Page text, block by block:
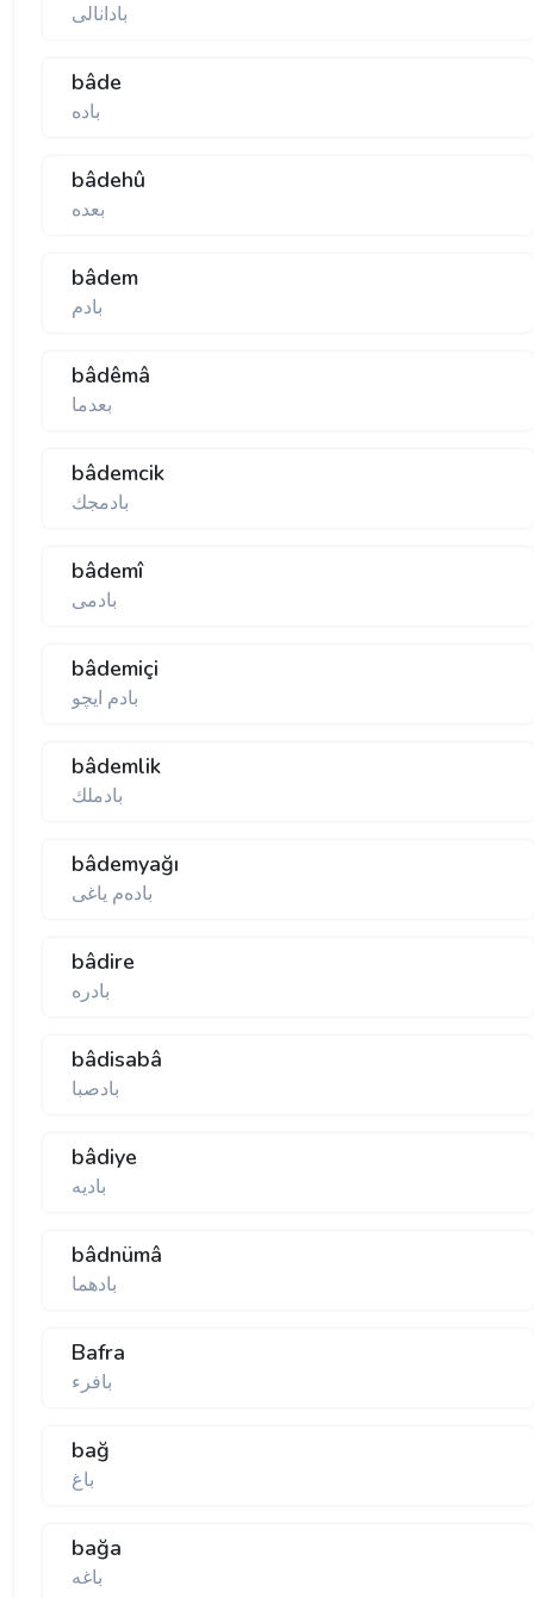
بادانالی
bâde
باده
bâdehû
بعده
bâdem
بادم
bâdêmâ
بعدما
bâdemcik
بادمجك
bâdemî
بادمی
bâdemiçi
بادم ایچو
bâdemlik
بادملك
bâdemyağı
بادەم یاغی
bâdire
بادره
bâdisabâ
بادصبا
bâdiye
بادیه
bâdnümâ
بادهما
Bafra
بافرء
bağ
باغ
bağa
باغه